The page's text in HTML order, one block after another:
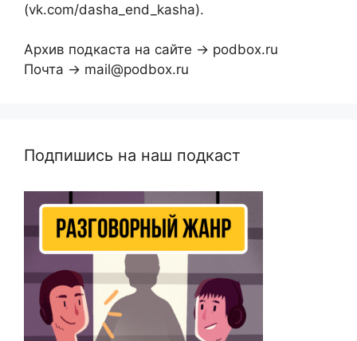
(vk.com/dasha_end_kasha).
Архив подкаста на сайте → podbox.ru
Почта → mail@podbox.ru
Подпишись на наш подкаст